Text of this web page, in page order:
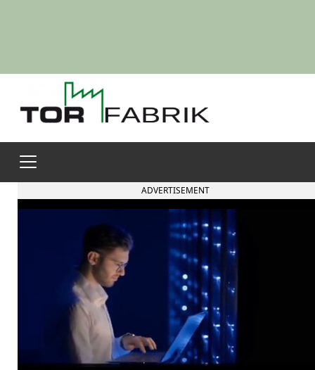
ADVERTISEMENT